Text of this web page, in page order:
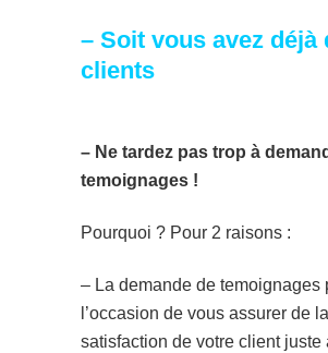
– Soit vous avez déjà
clients
– Ne tardez pas trop à
temoignages !
Pourquoi ? Pour 2 raisons :
– La demande de temoignages
l’occasion de vous assurer de la
satisfaction de votre client juste